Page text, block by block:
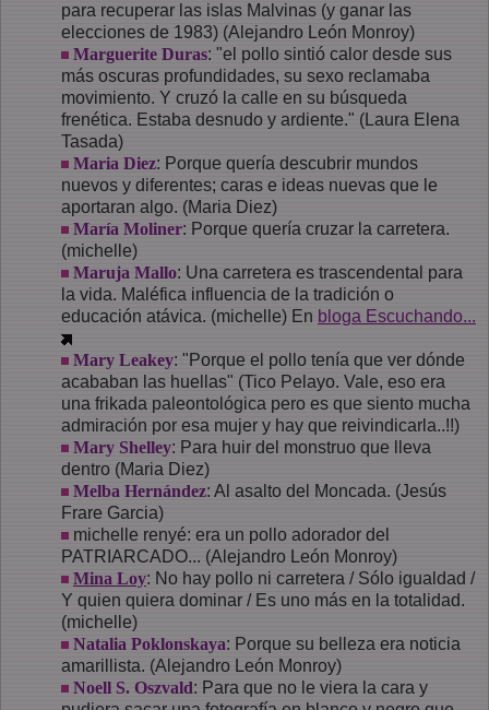
para recuperar las islas Malvinas (y ganar las
elecciones de 1983) (Alejandro León Monroy)
Marguerite Duras: "el pollo sintió calor desde sus
más oscuras profundidades, su sexo reclamaba
movimiento. Y cruzó la calle en su búsqueda
frenética. Estaba desnudo y ardiente." (Laura Elena
Tasada)
Maria Diez: Porque quería descubrir mundos
nuevos y diferentes; caras e ideas nuevas que le
aportaran algo. (Maria Diez)
María Moliner: Porque quería cruzar la carretera.
(michelle)
Maruja Mallo: Una carretera es trascendental para
la vida. Maléfica influencia de la tradición o
educación atávica. (michelle) En bloga Escuchando...
Mary Leakey: "Porque el pollo tenía que ver dónde
acababan las huellas" (Tico Pelayo. Vale, eso era
una frikada paleontológica pero es que siento mucha
admiración por esa mujer y hay que reivindicarla..!!)
Mary Shelley: Para huir del monstruo que lleva
dentro (Maria Diez)
Melba Hernández: Al asalto del Moncada. (Jesús
Frare Garcia)
michelle renyé: era un pollo adorador del
PATRIARCADO... (Alejandro León Monroy)
Mina Loy: No hay pollo ni carretera / Sólo igualdad /
Y quien quiera dominar / Es uno más en la totalidad.
(michelle)
Natalia Poklonskaya: Porque su belleza era noticia
amarillista. (Alejandro León Monroy)
Noell S. Oszvald: Para que no le viera la cara y